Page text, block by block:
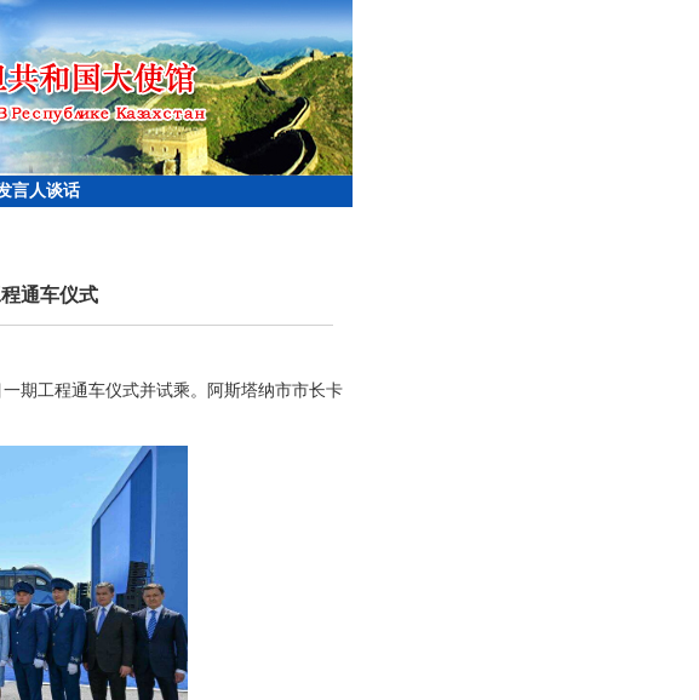
言人谈话
通车仪式
期工程通车仪式并试乘。阿斯塔纳市市长卡